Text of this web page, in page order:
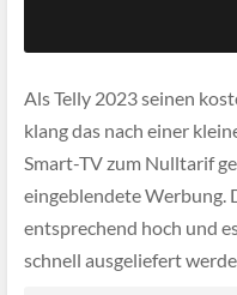
Als Telly 2023 seinen
klang das nach einer
Smart-TV zum Nulltarif
eingeblendete Werbung.
entsprechend hoch und
schnell ausgeliefert